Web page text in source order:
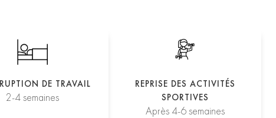
DE TRAVAIL
2-4 semaines
REPRISE DES ACTIVITÉS
SPORTIVES
Après 4-6 semaines